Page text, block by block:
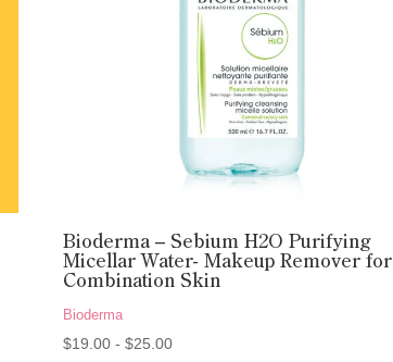
Bioderma – Sebium H2O Purifying
Micellar Water- Makeup Remover for
Combination Skin
Bioderma
$19.00 - $25.00Rango